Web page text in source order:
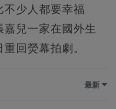
不少人都要幸福
兒一家在國外生
回熒幕拍劇。
最新